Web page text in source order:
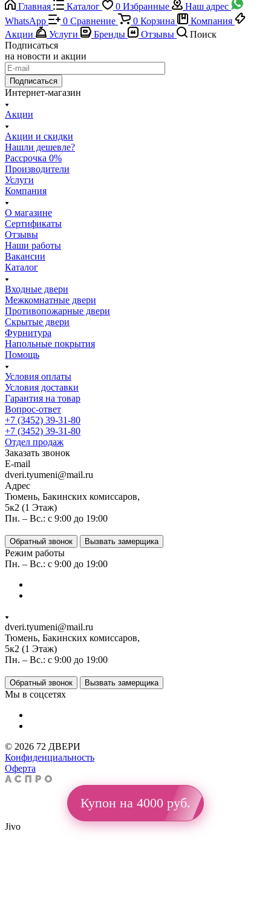
Главная
Каталог 0 Избранные
Наш адрес
WhatsApp
0 Сравнение 0 Корзина
Компания
Акции
Услуги Бренды Отзывы
Поиск
Подписаться
на новости и акции
Подписаться
Интернет-магазин
Акции
Акции и скидки
Нашли дешевле?
Рассрочка 0%
Производители
Услуги
Компания
О магазине
Сертификаты
Отзывы
Наши работы
Вакансии
Каталог
Входные двери
Межкомнатные двери
Противопожарные двери
Скрытые двери
Фурнитура
Напольные покрытия
Помощь
Условия оплаты
Условия доставки
Гарантия на товар
Вопрос-ответ
+7 (3452) 39-31-80
+7 (3452) 39-31-80
Отдел продаж
Заказать звонок
E-mail
dveri.tyumeni@mail.ru
Адрес
Тюмень, Бакинских комиссаров,
5к2 (1 Этаж)
Пн. – Вс.: с 9:00 до 19:00
Обратный звонок Вызвать замерщика
Режим работы
Пн. – Вс.: с 9:00 до 19:00
dveri.tyumeni@mail.ru
Тюмень, Бакинских комиссаров,
5к2 (1 Этаж)
Пн. – Вс.: с 9:00 до 19:00
Обратный звонок Вызвать замерщика
Мы в соцсетях
© 2026 72 ДВЕРИ
Конфиденциальность
Оферта
Купон на 4000 руб.
Jivo